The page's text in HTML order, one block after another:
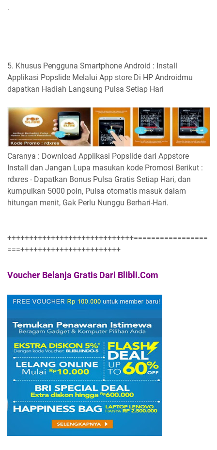
.
5. Khusus Pengguna Smartphone Android : Install
Applikasi Popslide Melalui App store Di HP Androidmu
dapatkan Hadiah Langsung Pulsa Setiap Hari
Caranya : Download Applikasi Popslide dari Appstore
Install dan Jangan Lupa masukan kode Promosi Berikut :
rdxres - Dapatkan Bonus Pulsa Gratis Setiap Hari, dan
kumpulkan 5000 poin, Pulsa otomatis masuk dalam
hitungan menit, Gak Perlu Nunggu Berhari-Hari.
+++++++++++++++++++++++++++++=================
===+++++++++++++++++++++++
Voucher Belanja Gratis Dari Blibli.Com